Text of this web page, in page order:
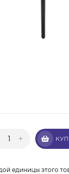
+
единицы этого